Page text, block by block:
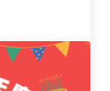
」甘新ㄟ！